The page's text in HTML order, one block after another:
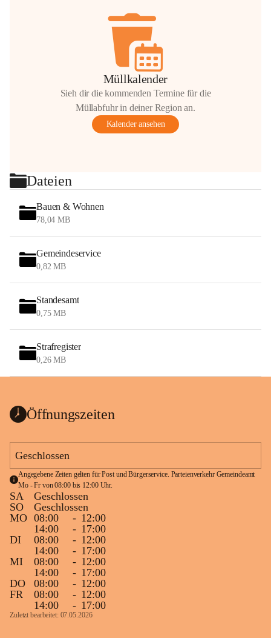
Müllkalender
Sieh dir die kommenden Termine für die
Müllabfuhr in deiner Region an.
Kalender ansehen
Dateien
Bauen & Wohnen
78,04 MB
Gemeindeservice
0,82 MB
Standesamt
0,75 MB
Strafregister
0,26 MB
Öffnungszeiten
Geschlossen
Angegebene Zeiten gelten für Post und Bürgerservice. Parteienverkehr Gemeindeamt
Mo - Fr von 08:00 bis 12:00 Uhr.
SA
Geschlossen
SO
Geschlossen
MO 08:00 - 12:00
14:00
- 17:00
DI
08:00 - 12:00
14:00
- 17:00
MI
08:00 - 12:00
14:00
- 17:00
DO
08:00 - 12:00
FR
08:00 - 12:00
14:00
- 17:00
Zuletzt bearbeitet: 07.05.2026